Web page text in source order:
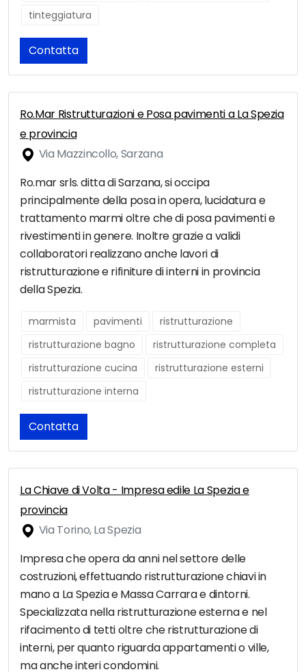
tinteggiatura
Contatta
Ro.Mar Ristrutturazioni e Posa pavimenti a La Spezia
e provincia
Via Mazzincollo, Sarzana
Ro.mar srls. ditta di Sarzana, si occipa
principalmente della posa in opera, lucidatura e
trattamento marmi oltre che di posa pavimenti e
rivestimenti in genere. Inoltre grazie a validi
collaboratori realizzano anche lavori di
ristrutturazione e rifiniture di interni in provincia
della Spezia.
marmista pavimenti
ristrutturazione
ristrutturazione bagno
ristrutturazione completa
ristrutturazione cucina
ristrutturazione esterni
ristrutturazione interna
Contatta
La Chiave di Volta - Impresa edile La Spezia e
provincia
Via Torino, La Spezia
Impresa che opera da anni nel settore delle
costruzioni, effettuando ristrutturazione chiavi in
mano a La Spezia e Massa Carrara e dintorni.
Specializzata nella ristrutturazione esterna e nel
rifacimento di tetti oltre che ristrutturazione di
interni, per quanto riguarda appartamenti o ville,
ma anche interi condomini.